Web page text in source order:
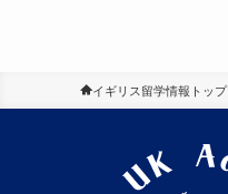
イギリス留学情報トップ